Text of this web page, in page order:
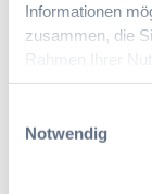
Informationen
zusammen, die
geben
Notwendig
2.